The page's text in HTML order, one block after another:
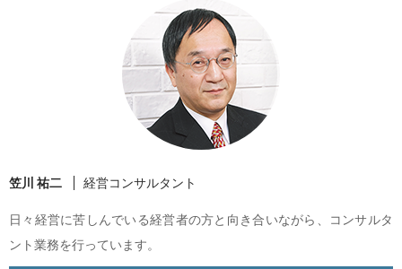
笠川 祐二 経営コンサルタント
日々経営に苦しんでいる経営者の方と向き合いながら、コンサルタ
ント業務を行っています。